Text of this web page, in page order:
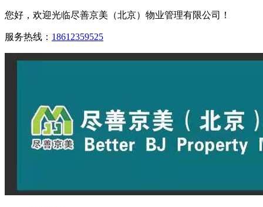
您好，欢迎光临尽善京美（北京）物业管理有限公司！
服务热线： 18612359525